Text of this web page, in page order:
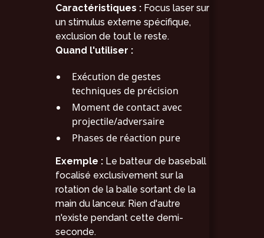
Caractéristiques :Focus laser sur
un stimulus externe spécifique,
exclusion de tout le reste.
Quand l'utiliser :
Exécution de gestes
techniques de précision
Moment de contact avec
projectile/adversaire
Phases de réaction pure
Exemple :Le batteur de baseball
focalisé exclusivement sur la
rotation de la balle sortant de la
main du lanceur. Rien d'autre
n'existe pendant cette demi-
seconde.